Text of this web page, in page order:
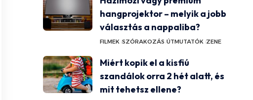
hangprojektor – melyik a jobb
választás a nappaliba?
FILMEK SZÓRAKOZÁS ÚTMUTATÓK ZENE
Miért kopik el a kisfiú
szandálok orra 2 hét alatt, és
mit tehetsz ellene?